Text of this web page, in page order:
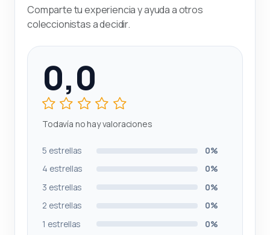
Comparte tu experiencia y ayuda a otros
coleccionistas a decidir.
0,0
Todavía no hay valoraciones
5 estrellas
0%
4 estrellas
0%
3 estrellas
0%
2 estrellas
0%
1 estrellas
0%